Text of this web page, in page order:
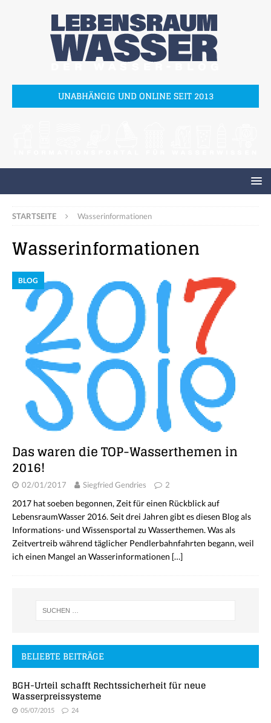
UNABHÄNGIG UND ONLINE SEIT 2013
STARTSEITE Wasserinformationen
Wasserinformationen
BLOG
Das waren die TOP-Wasserthemen in
2016!
02/01/2017 Siegfried Gendries 2
2017 hat soeben begonnen, Zeit für einen Rückblick auf
LebensraumWasser 2016. Seit drei Jahren gibt es diesen Blog als
Informations- und Wissensportal zu Wasserthemen. Was als
Zeitvertreib während täglicher Pendlerbahnfahrten begann, weil
ich einen Mangel an Wasserinformationen […]
BELIEBTE BEITRÄGE
BGH-Urteil schafft Rechtssicherheit für neue
Wasserpreissysteme
05/07/2015 24